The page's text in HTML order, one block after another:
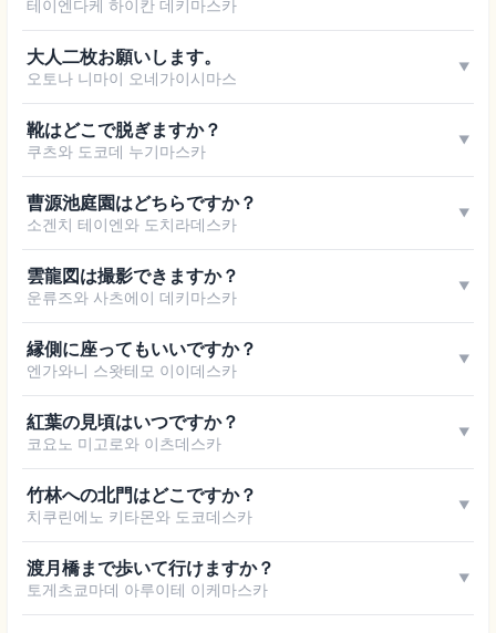
테이엔다케 하이칸 데키마스카
大人二枚お願いします。
오토나 니마이 오네가이시마스
▼
靴はどこで脱ぎますか？
쿠츠와 도코데 누기마스카
▼
曹源池庭園はどちらですか？
소겐치 테이엔와 도치라데스카
▼
雲龍図は撮影できますか？
운류즈와 사츠에이 데키마스카
▼
縁側に座ってもいいですか？
엔가와니 스왓테모 이이데스카
▼
紅葉の見頃はいつですか？
코요노 미고로와 이츠데스카
▼
竹林への北門はどこですか？
치쿠린에노 키타몬와 도코데스카
▼
渡月橋まで歩いて行けますか？
토게츠쿄마데 아루이테 이케마스카
▼